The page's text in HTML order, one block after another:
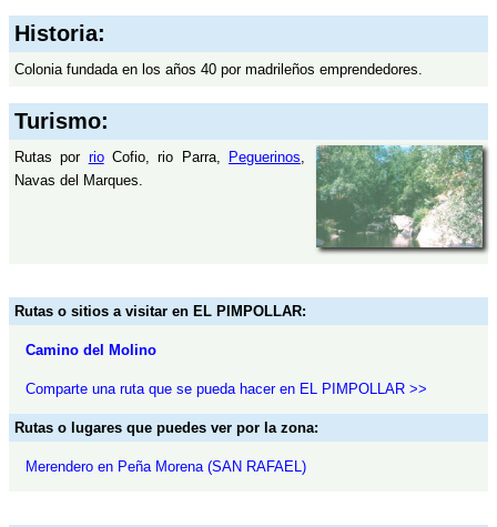
Historia:
Colonia fundada en los años 40 por madrileños emprendedores.
Turismo:
Rutas por rioCofio, rio Parra, Peguerinos,
Navas del Marques.
Rutas o sitios a visitar en EL PIMPOLLAR:
Camino del Molino
Comparte una ruta que se pueda hacer en EL PIMPOLLAR >>
Rutas o lugares que puedes ver por la zona:
Merendero en Peña Morena (SAN RAFAEL)